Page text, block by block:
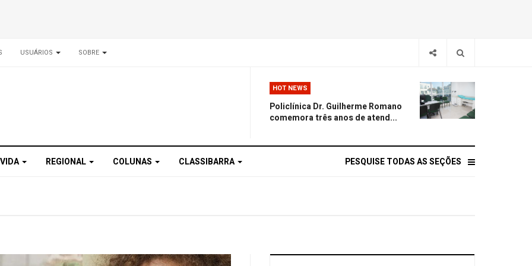
USUÁRIOS SOBRE
HOT NEWS
Policlínica Dr. Guilherme Romano
comemora três anos de atend...
REGIONAL COLUNAS CLASSIBARRA PESQUISE TODAS AS SEÇÕES